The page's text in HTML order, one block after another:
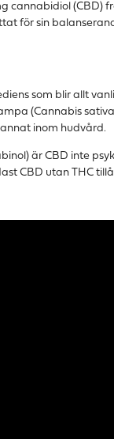
cannabidiol (CBD)
för sin
som blir allt
(Cannabis
inom hudvård.
är CBD inte
CBD utan THC